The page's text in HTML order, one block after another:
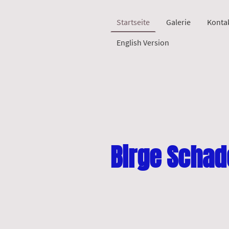
Startseite Galerie
English Version
Birge